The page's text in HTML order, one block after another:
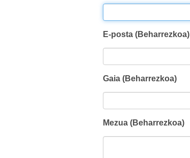
E-posta (Beharrezkoa)
Gaia (Beharrezkoa)
Mezua (Beharrezkoa)